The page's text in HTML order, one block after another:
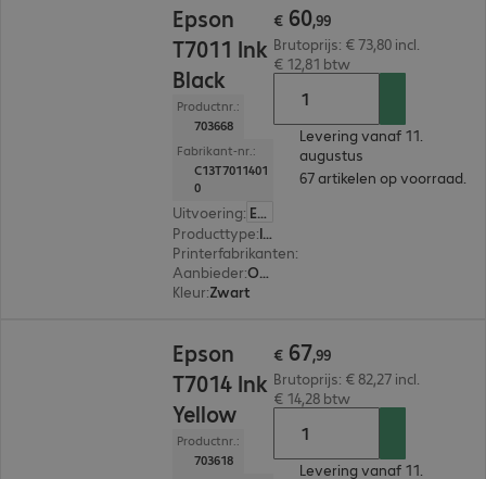
Epson
T7011 Ink
Black
Productnr.:
703668
Fabrikant-nr.:
C13T7011401
0
Uitvoering: Europa
Producttype: Ink
Printerfabrikanten:
Aanbieder:
Origineel
Kleur:Zwart
€ 60,99
Brutoprijs: € 73,80 incl.
€ 12,81 btw
Levering vanaf 11.
augustus
67 artikelen op voorraad.
Epson
T7014 Ink
Yellow
Productnr.:
703618
€ 67,99
Brutoprijs: € 82,27 incl.
€ 14,28 btw
Levering vanaf 11.